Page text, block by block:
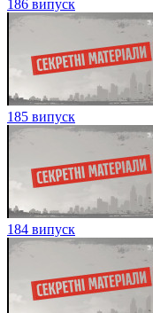
186 випуск
185 випуск
184 випуск